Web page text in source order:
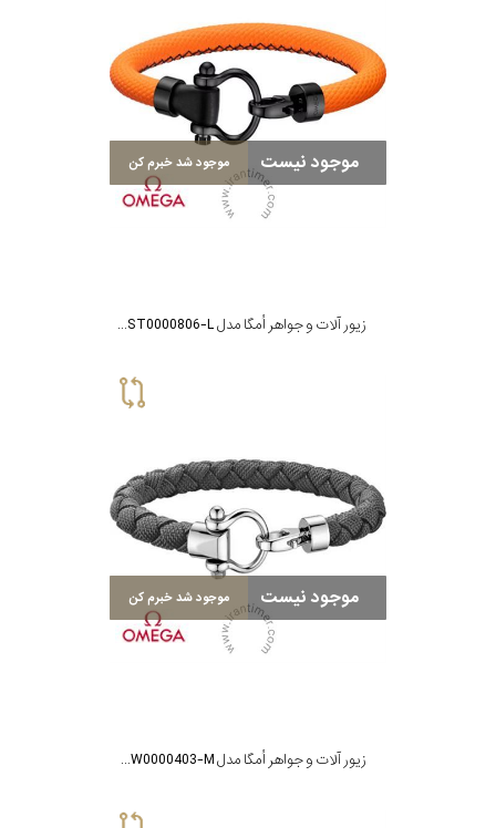
موجود نیست موجود شد خبرم کن
زیور آلات و جواهر اُمگا مدل BA05ST0000806-L
موجود نیست موجود شد خبرم کن
زیور آلات و جواهر اُمگا مدل BA05CW0000403-M